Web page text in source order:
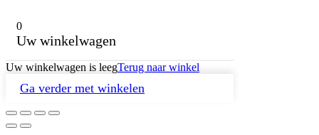
0
Uw winkelwagen
Uw winkelwagen is leegTerug naar winkel
Ga verder met winkelen